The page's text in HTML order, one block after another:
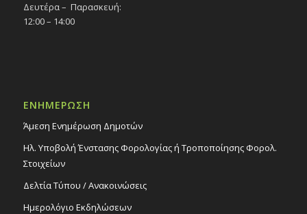
Δευτέρα – Παρασκευή:
12:00 – 14:00
ΕΝΗΜΕΡΩΣΗ
Άμεση Ενημέρωση Δημοτών
Ηλ. Υποβολή Ένστασης Φορολογίας ή Τροποποίησης Φορολ.
Στοιχείων
Δελτία Τύπου / Ανακοινώσεις
Ημερολόγιο Εκδηλώσεων